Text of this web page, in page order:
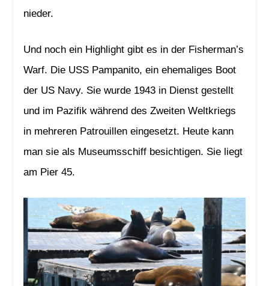
nieder.
Und noch ein Highlight gibt es in der Fisherman’s
Warf. Die USS Pampanito, ein ehemaliges Boot
der US Navy. Sie wurde 1943 in Dienst gestellt
und im Pazifik während des Zweiten Weltkriegs
in mehreren Patrouillen eingesetzt. Heute kann
man sie als Museumsschiff besichtigen. Sie liegt
am Pier 45.